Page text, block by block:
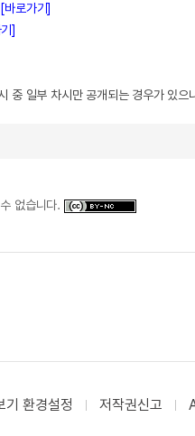
[바로가기]
]
중 일부 차시만 공개되는 경우가 있으
없습니다.
기 환경설정 저작권신고